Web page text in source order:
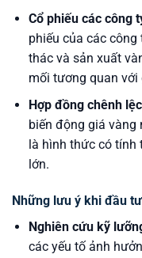
Cổ phiếu các công
phiếu của các
thác và sản xuất
mối tương quan với
Hợp đồng chênh
biến động giá
là hình thức có tính
lớn.
Những lưu ý khi đầu
Nghiên cứu kỹ
các yếu tố ảnh